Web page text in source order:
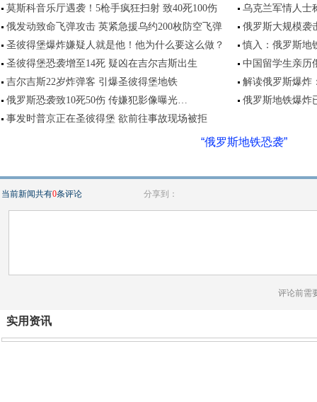
莫斯科音乐厅遇袭！5枪手疯狂扫射 致40死100伤
乌克兰军情人士
俄发动致命飞弹攻击 英紧急援乌约200枚防空飞弹
俄罗斯大规模袭
圣彼得堡爆炸嫌疑人就是他！他为什么要这么做？
慎入：俄罗斯地
圣彼得堡恐袭增至14死 疑凶在吉尔吉斯出生
中国留学生亲历
吉尔吉斯22岁炸弹客 引爆圣彼得堡地铁
解读俄罗斯爆炸
俄罗斯恐袭致10死50伤 传嫌犯影像曝光…
俄罗斯地铁爆炸
事发时普京正在圣彼得堡 欲前往事故现场被拒
“俄罗斯地铁恐袭”
当前新闻共有0条评论 分享到：
评论前需
实用资讯